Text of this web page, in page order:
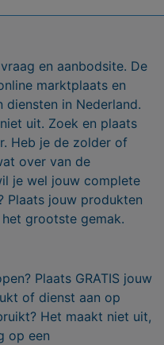
en aanbodsite. De
marktplaats en
in Nederland.
uit. Zoek en plaats
Heb je de zolder of
over van de
je wel jouw complete
Plaats jouw produkten
grootste gemak.
Plaats GRATIS jouw
of dienst aan op
Het maakt niet uit,
op een